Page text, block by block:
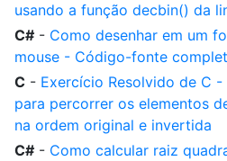
usando a função decbin() da
C# - Como desenhar em um
mouse - Código-fonte
C - Exercício Resolvido de C
para percorrer os elementos
na ordem original e invertida
C# - Como calcular raiz